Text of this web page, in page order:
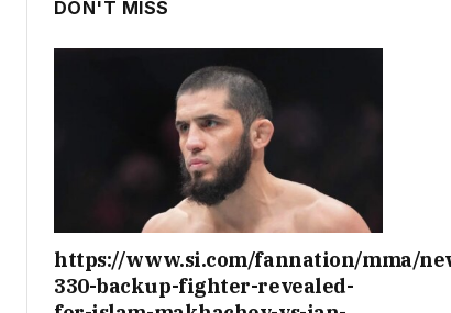
DON'T MISS
https://www.si.com/fannation/mma/
330-backup-fighter-revealed-